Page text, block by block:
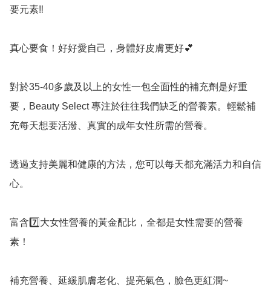
要元素‼️
真心要食！好好愛自己，身體好皮膚更好💕
對於35-40多歲及以上的女性一包全面性的補充劑是好重
要，Beauty Select 專注於往往我們缺乏的營養素。輕鬆補
充每天想要活潑、真實的成年女性所需的營養。
透過支持美麗和健康的方法，您可以每天都充滿活力和自信
心。
富含7️⃣大女性營養的黃金配比，全都是女性需要的營養
素！
補充營養、延緩肌膚老化、提亮氣色，臉色更紅潤~